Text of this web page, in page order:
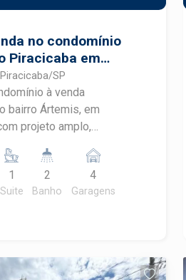
no condomínio
Piracicaba em
SP
à venda
bairro Ártemis, em
projeto amplo,
para proporcionar
de vida. Com
área construída e
completa para toda a
1
Suite
2
Banho
4
Garagens